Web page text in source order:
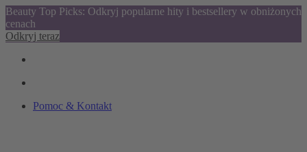
Beauty Top Picks: Odkryj popularne hity i bestsellery w obniżonych
cenach
Odkryj teraz
Pomoc & Kontakt